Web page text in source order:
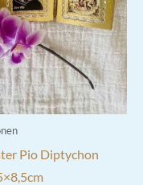
Pio Diptychon